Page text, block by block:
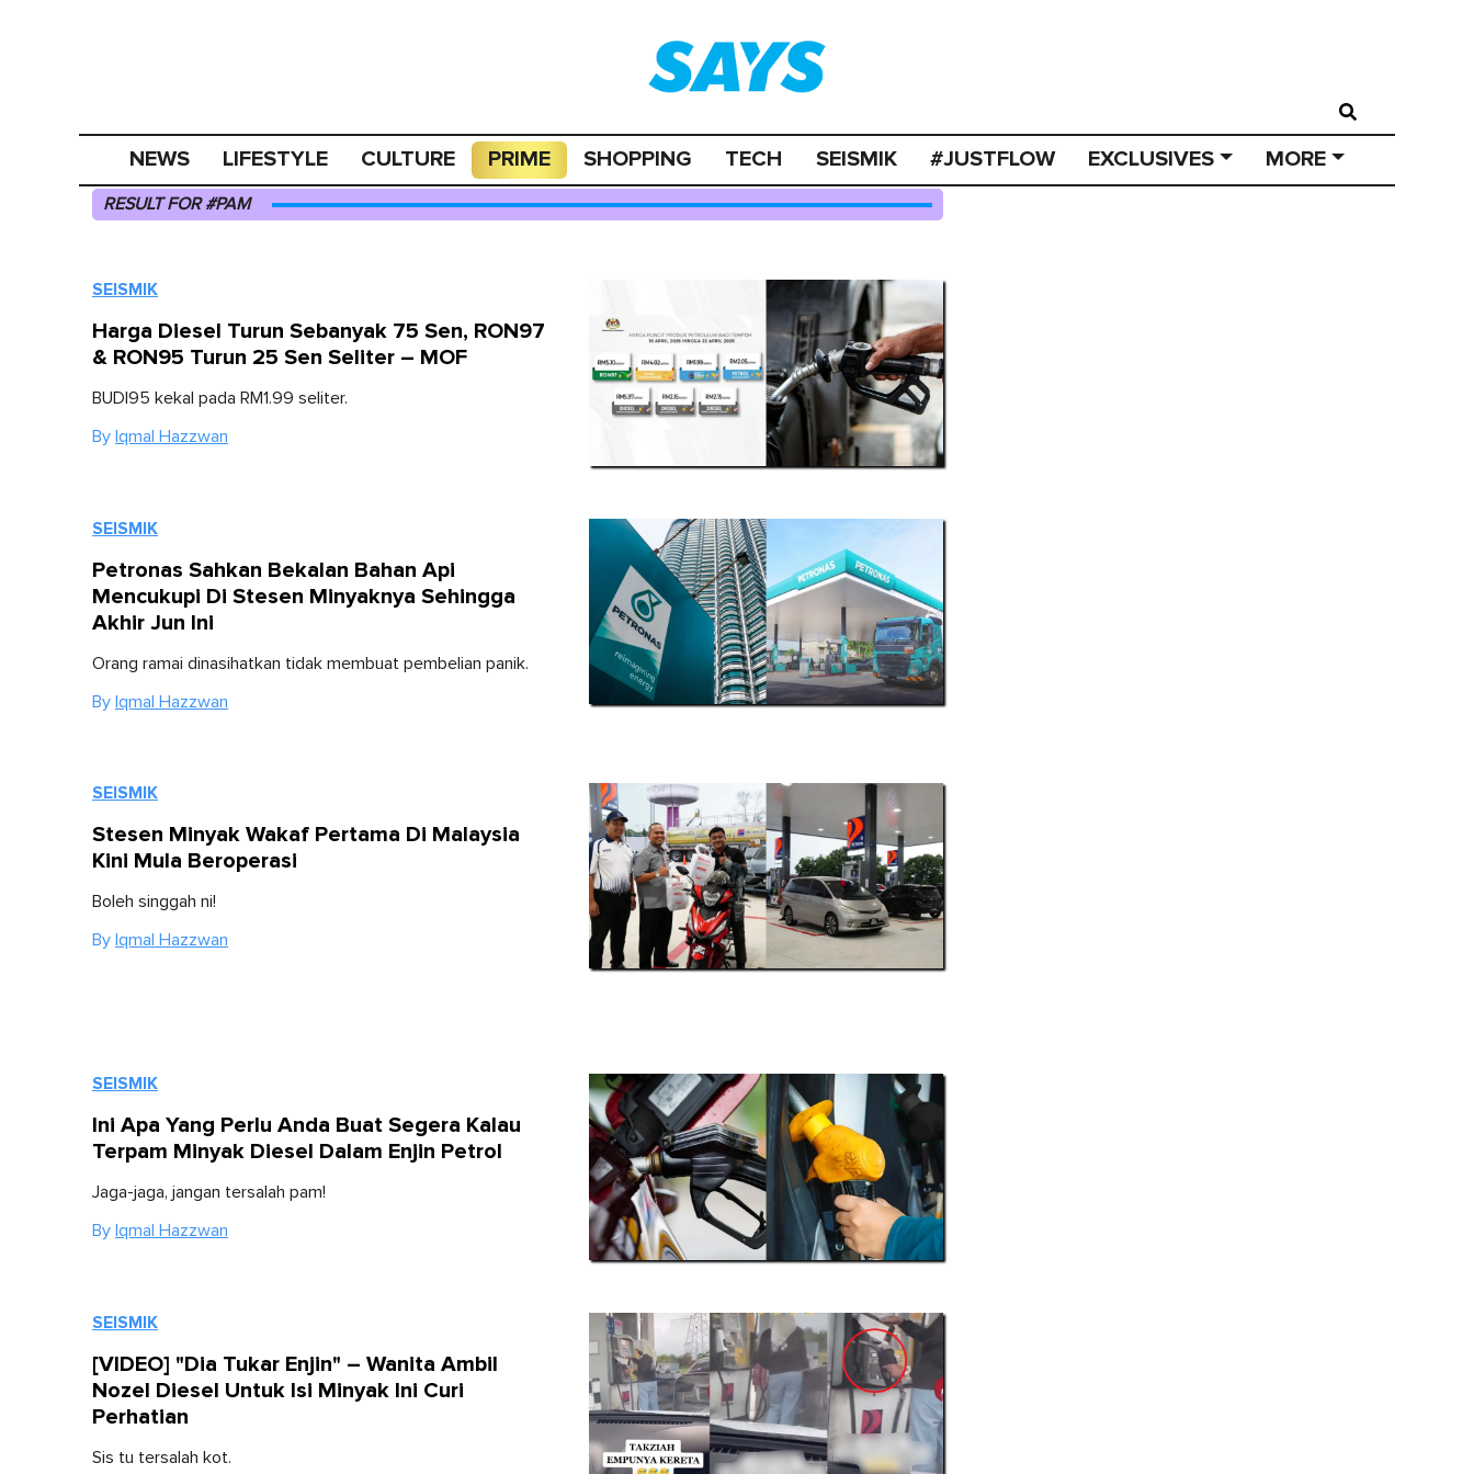
NEWS LIFESTYLE CULTURE PRIME SHOPPING TECH SEISMIK #JUSTFLOW EXCLUSIVES MORE
RESULT FOR #PAM
SEISMIK
Harga Diesel Turun Sebanyak 75 Sen, RON97
& RON95 Turun 25 Sen Seliter – MOF
BUDI95 kekal pada RM1.99 seliter.
By Iqmal Hazzwan
SEISMIK
Petronas Sahkan Bekalan Bahan Api
Mencukupi Di Stesen Minyaknya Sehingga
Akhir Jun Ini
Orang ramai dinasihatkan tidak membuat pembelian panik.
By Iqmal Hazzwan
SEISMIK
Stesen Minyak Wakaf Pertama Di Malaysia
Kini Mula Beroperasi
Boleh singgah ni!
By Iqmal Hazzwan
SEISMIK
Ini Apa Yang Perlu Anda Buat Segera Kalau
Terpam Minyak Diesel Dalam Enjin Petrol
Jaga-jaga, jangan tersalah pam!
By Iqmal Hazzwan
SEISMIK
[VIDEO] "Dia Tukar Enjin" – Wanita Ambil
Nozel Diesel Untuk Isi Minyak Ini Curi
Perhatian
Sis tu tersalah kot.